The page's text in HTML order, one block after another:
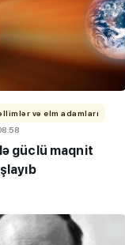
və elm adamları
güclü maqnit